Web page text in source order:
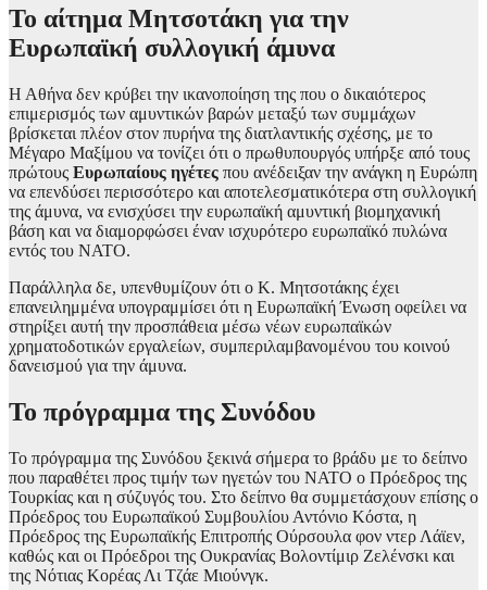
Το αίτημα Μητσοτάκη για την
Ευρωπαϊκή συλλογική άμυνα
Η Αθήνα δεν κρύβει την ικανοποίηση της που ο δικαιότερος
επιμερισμός των αμυντικών βαρών μεταξύ των συμμάχων
βρίσκεται πλέον στον πυρήνα της διατλαντικής σχέσης, με το
Μέγαρο Μαξίμου να τονίζει ότι ο πρωθυπουργός υπήρξε από τους
πρώτους Ευρωπαίους ηγέτες που ανέδειξαν την ανάγκη η Ευρώπη
να επενδύσει περισσότερο και αποτελεσματικότερα στη συλλογική
της άμυνα, να ενισχύσει την ευρωπαϊκή αμυντική βιομηχανική
βάση και να διαμορφώσει έναν ισχυρότερο ευρωπαϊκό πυλώνα
εντός του ΝΑΤΟ.
Παράλληλα δε, υπενθυμίζουν ότι ο Κ. Μητσοτάκης έχει
επανειλημμένα υπογραμμίσει ότι η Ευρωπαϊκή Ένωση οφείλει να
στηρίξει αυτή την προσπάθεια μέσω νέων ευρωπαϊκών
χρηματοδοτικών εργαλείων, συμπεριλαμβανομένου του κοινού
δανεισμού για την άμυνα.
Το πρόγραμμα της Συνόδου
Το πρόγραμμα της Συνόδου ξεκινά σήμερα το βράδυ με το δείπνο
που παραθέτει προς τιμήν των ηγετών του ΝΑΤΟ ο Πρόεδρος της
Τουρκίας και η σύζυγός του. Στο δείπνο θα συμμετάσχουν επίσης ο
Πρόεδρος του Ευρωπαϊκού Συμβουλίου Αντόνιο Κόστα, η
Πρόεδρος της Ευρωπαϊκής Επιτροπής Ούρσουλα φον ντερ Λάϊεν,
καθώς και οι Πρόεδροι της Ουκρανίας Βολοντίμιρ Ζελένσκι και
της Νότιας Κορέας Λι Τζάε Μιούνγκ.